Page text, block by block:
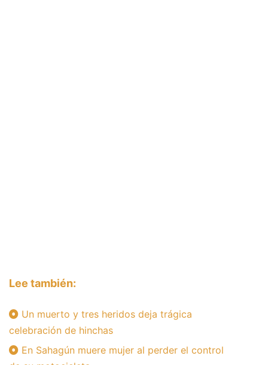
Lee también:
Un muerto y tres heridos deja trágica
celebración de hinchas
En Sahagún muere mujer al perder el control